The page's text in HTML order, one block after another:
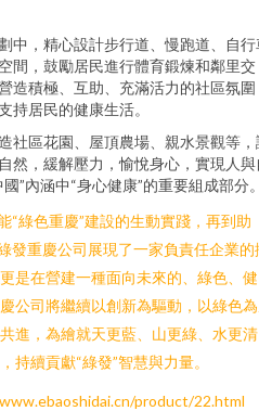
中，精心設計步行道、慢跑道、自行
間，鼓勵居民進行體育鍛煉和鄰里交
造積極、互助、充滿活力的社區氛圍
持居民的健康生活。
社區花園、屋頂農場、親水景觀等，
然，緩解壓力，愉悅身心，實現人與
”內涵中“身心健康”的重要組成部分
“綠色重慶”建設的生動實踐，再到助
發重慶公司展現了一家負責任企業的
是在營建一種面向未來的、綠色、健
公司將繼續以創新為驅動，以綠色
進，為繪就天更藍、山更綠、水更
續貢獻“綠發”智慧與力量。
product/22.html